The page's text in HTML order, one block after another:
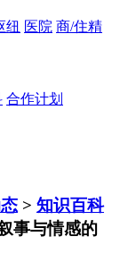
纽 医院 商/住精
合作计划
> 知识百科
事与情感的